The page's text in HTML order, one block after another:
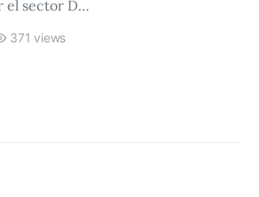
el sector D…
371 views